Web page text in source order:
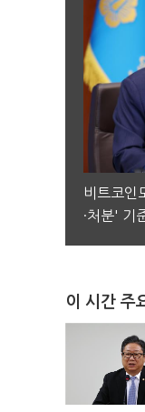
비트코인
·처분' 기
이 시간 주